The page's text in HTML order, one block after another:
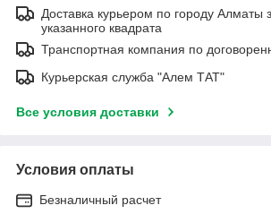
Доставка курьером по городу Алматы
указанного квадрата
Транспортная компания по
Курьерская служба "Алем ТАТ"
Все условия доставки
Условия оплаты
Безналичный расчет